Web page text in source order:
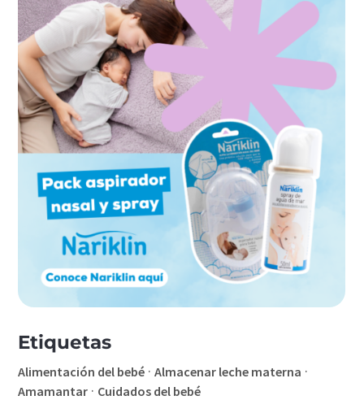
Etiquetas
Alimentación del bebé ·Almacenar leche materna ·
Amamantar · Cuidados del bebé